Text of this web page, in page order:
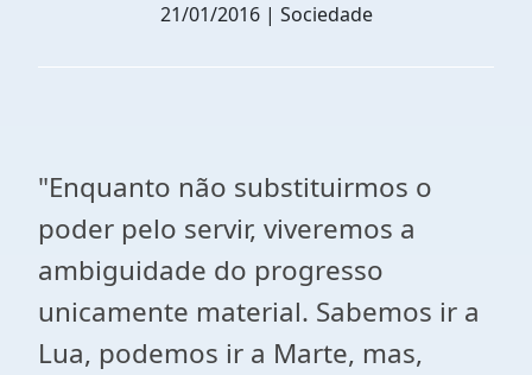
21/01/2016 | Sociedade
"Enquanto não substituirmos o
poder pelo servir, viveremos a
ambiguidade do progresso
unicamente material. Sabemos ir a
Lua, podemos ir a Marte, mas,